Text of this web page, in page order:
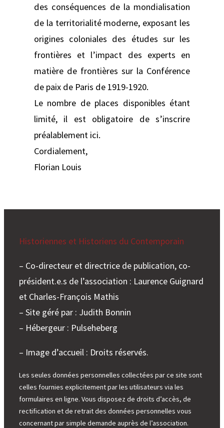
des conséquences de la mondialisation
de la territorialité moderne, exposant les
origines coloniales des études sur les
frontières et l’impact des experts en
matière de frontières sur la Conférence
de paix de Paris de 1919-1920.
Le nombre de places disponibles étant
limité, il est obligatoire de s’inscrire
préalablement ici.
Cordialement,
Florian Louis
Historiennes et Historiens du Contemporain
– Co-directeur et directrice de publication, co-
président.e.s de l’association : Laurence Guignard
et Charles-François Mathis
– Site géré par : Judith Bonnin
– Hébergeur : Pulseheberg
– Image d’accueil : Droits réservés.
Les seules données personnelles collectées par ce site sont
celles fournies explicitement par les utilisateurs via les
formulaires en ligne. Vous disposez de droits d’accès, de
rectification et de retrait des données personnelles vous
concernant par simple demande auprès de l’association.